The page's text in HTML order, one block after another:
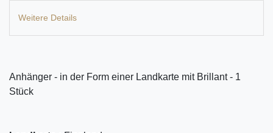
Weitere Details
Anhänger - in der Form einer Landkarte mit Brillant - 1
Stück